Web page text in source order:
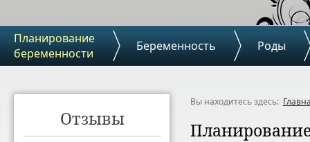
Планирование
беременности
Беременность Роды
Отзывы
Вы находитесь здесь: